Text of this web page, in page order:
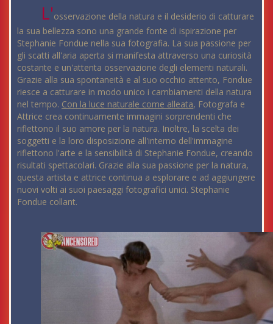
L'osservazione della natura e il desiderio di catturare
la sua bellezza sono una grande fonte di ispirazione per
Stephanie Fondue nella sua fotografia. La sua passione per
gli scatti all'aria aperta si manifesta attraverso una curiosità
costante e un'attenta osservazione degli elementi naturali.
Grazie alla sua spontaneità e al suo occhio attento, Fondue
riesce a catturare in modo unico i cambiamenti della natura
nel tempo. Con la luce naturale come alleata, Fotografa e
Attrice crea continuamente immagini sorprendenti che
riflettono il suo amore per la natura. Inoltre, la scelta dei
soggetti e la loro disposizione all'interno dell'immagine
riflettono l'arte e la sensibilità di Stephanie Fondue, creando
risultati spettacolari. Grazie alla sua passione per la natura,
questa artista e attrice continua a esplorare e ad aggiungere
nuovi volti ai suoi paesaggi fotografici unici. Stephanie
Fondue collant.